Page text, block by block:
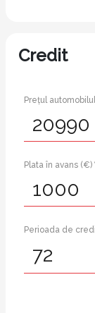
Credit
Prețul
Plata în avans (€) *
Perioada de